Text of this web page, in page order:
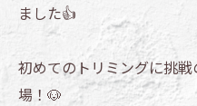
ました👍
初めてのトリミングに挑
場！🐶